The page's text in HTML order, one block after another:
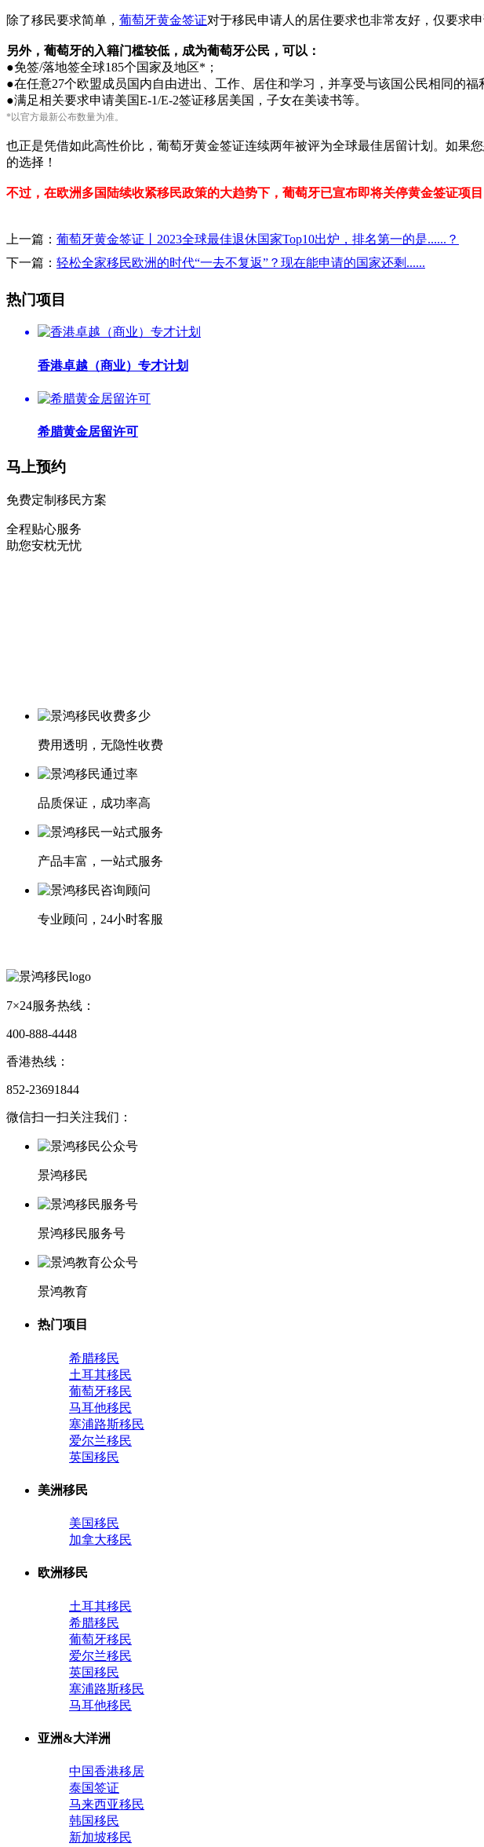
除了移民要求简单， 葡萄牙黄金签证对于移民申请人的居住要求也非常友好，仅要求
另外，葡萄牙的入籍门槛较低，成为葡萄牙公民，可以：
●免签/落地签全球185个国家及地区*；
●在任意27个欧盟成员国内自由进出、工作、居住和学习，并享受与该国公民相同的福
●满足相关要求申请美国E-1/E-2签证移居美国，子女在美读书等。
*以官方最新公布数量为准。
也正是凭借如此高性价比，葡萄牙黄金签证连续两年被评为全球最佳居留计划。如
的选择！
不过，在欧洲多国陆续收紧移民政策的大趋势下，葡萄牙已宣布即将关停黄金签证项
上一篇： 葡萄牙黄金签证丨2023全球最佳退休国家Top10出炉，排名第一的是......？
下一篇： 轻松全家移民欧洲的时代“一去不复返”？现在能申请的国家还剩......
热门项目
香港卓越（商业）专才计划
希腊黄金居留许可
马上预约
免费定制移民方案
全程贴心服务
助您安枕无忧
费用透明，无隐性收费
品质保证，成功率高
产品丰富，一站式服务
专业顾问，24小时客服
7×24服务热线：
400-888-4448
香港热线：
852-23691844
微信扫一扫关注我们：
景鸿移民
景鸿移民服务号
景鸿教育
热门项目
希腊移民
土耳其移民
葡萄牙移民
马耳他移民
塞浦路斯移民
爱尔兰移民
英国移民
美洲移民
美国移民
加拿大移民
欧洲移民
土耳其移民
希腊移民
葡萄牙移民
爱尔兰移民
英国移民
塞浦路斯移民
马耳他移民
亚洲&大洋洲
中国香港移居
泰国签证
马来西亚移民
韩国移民
新加坡移民